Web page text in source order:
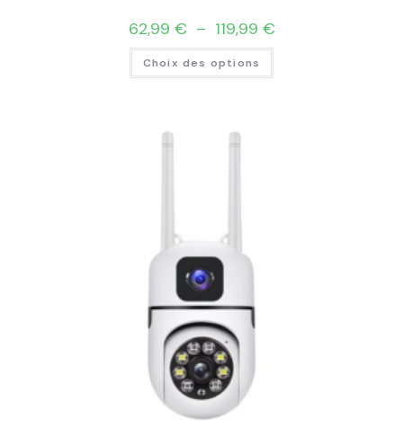
62,99 € – 119,99 €
Choix des options